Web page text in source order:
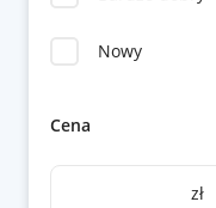
Nowy
Cena
zł